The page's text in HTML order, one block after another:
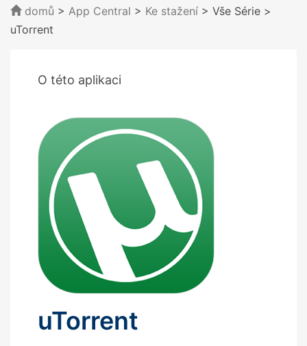
domů > App Central > Ke stažení > Vše Série >
uTorrent
O této aplikaci
uTorrent